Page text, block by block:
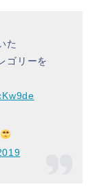
た
ゴリーを